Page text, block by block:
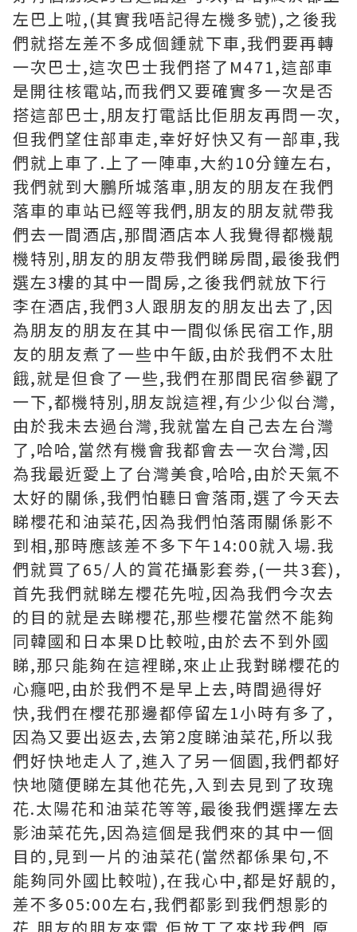
左巴上啦,(其實我唔記得左機多號),之後我
們就搭左差不多成個鍾就下車,我們要再轉
一次巴士,這次巴士我們搭了M471,這部車
是開往核電站,而我們又要確實多一次是否
搭這部巴士,朋友打電話比佢朋友再問一次,
但我們望住部車走,幸好好快又有一部車,我
們就上車了.上了一陣車,大約10分鐘左右,
我們就到大鵬所城落車,朋友的朋友在我們
落車的車站已經等我們,朋友的朋友就帶我
們去一間酒店,那間酒店本人我覺得都機靚
機特別,朋友的朋友帶我們睇房間,最後我們
選左3樓的其中一間房,之後我們就放下行
李在酒店,我們3人跟朋友的朋友出去了,因
為朋友的朋友在其中一間似係民宿工作,朋
友的朋友煮了一些中午飯,由於我們不太肚
餓,就是但食了一些,我們在那間民宿參觀了
一下,都機特別,朋友說這裡,有少少似台灣,
由於我未去過台灣,我就當左自己去左台灣
了,哈哈,當然有機會我都會去一次台灣,因
為我最近愛上了台灣美食,哈哈,由於天氣不
太好的關係,我們怕聽日會落雨,選了今天去
睇櫻花和油菜花,因為我們怕落雨關係影不
到相,那時應該差不多下午14:00就入場.我
們就買了65/人的賞花攝影套劵,(一共3套),
首先我們就睇左櫻花先啦,因為我們今次去
的目的就是去睇櫻花,那些櫻花當然不能夠
同韓國和日本果D比較啦,由於去不到外國
睇,那只能夠在這裡睇,來止止我對睇櫻花的
心癮吧,由於我們不是早上去,時間過得好
快,我們在櫻花那邊都停留左1小時有多了,
因為又要出返去,去第2度睇油菜花,所以我
們好快地走人了,進入了另一個園,我們都好
快地隨便睇左其他花先,入到去見到了玫瑰
花.太陽花和油菜花等等,最後我們選擇左去
影油菜花先,因為這個是我們來的其中一個
目的,見到一片的油菜花(當然都係果句,不
能夠同外國比較啦),在我心中,都是好靚的,
差不多05:00左右,我們都影到我們想影的